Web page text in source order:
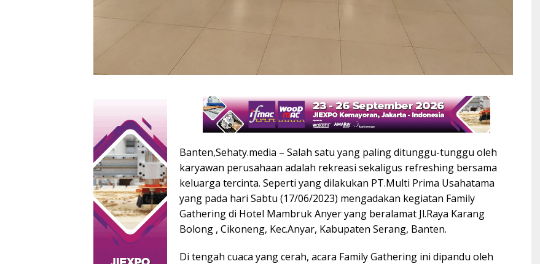
Banten,Sehaty.media – Salah satu yang paling ditunggu-tunggu oleh
karyawan perusahaan adalah rekreasi sekaligus refreshing bersama
keluarga tercinta. Seperti yang dilakukan PT.Multi Prima Usahatama
yang pada hari Sabtu (17/06/2023) mengadakan kegiatan Family
Gathering di Hotel Mambruk Anyer yang beralamat Jl.Raya Karang
Bolong , Cikoneng, Kec.Anyar, Kabupaten Serang, Banten.
Di tengah cuaca yang cerah, acara Family Gathering ini dipandu oleh